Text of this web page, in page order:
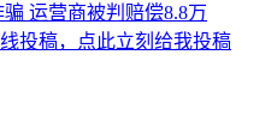
运营商被判赔偿8.8万
投稿，点此立刻给我投稿